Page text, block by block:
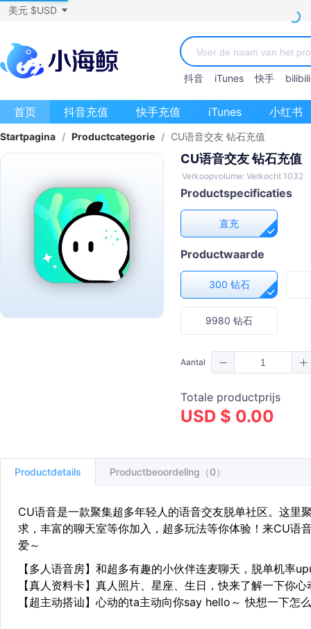
美元 $USD
抖音 iTunes 快手 bilibili
首页 抖音充值 快手充值 iTunes 小红书
Startpagina / Productcategorie / CU语音交友 钻石充值
CU语音交友 钻石充值
Verkoopvolume: Verkocht 1032
Productspecificaties
直充
Productwaarde
300 钻石
9980 钻石
Aantal
Totale productprijs
USD $ 0.00
Productdetails Productbeoordeling（0）
CU语音是一款聚集超多年轻人的语音交友脱单社区。这里
求，丰富的聊天室等你加入，超多玩法等你体验！来CU语
爱～
【多人语音房】和超多有趣的小伙伴连麦聊天，脱单机率
【真人资料卡】真人照片、星座、生日，快来了解一下你
【超主动搭讪】心动的ta主动向你say hello～ 快想一下怎